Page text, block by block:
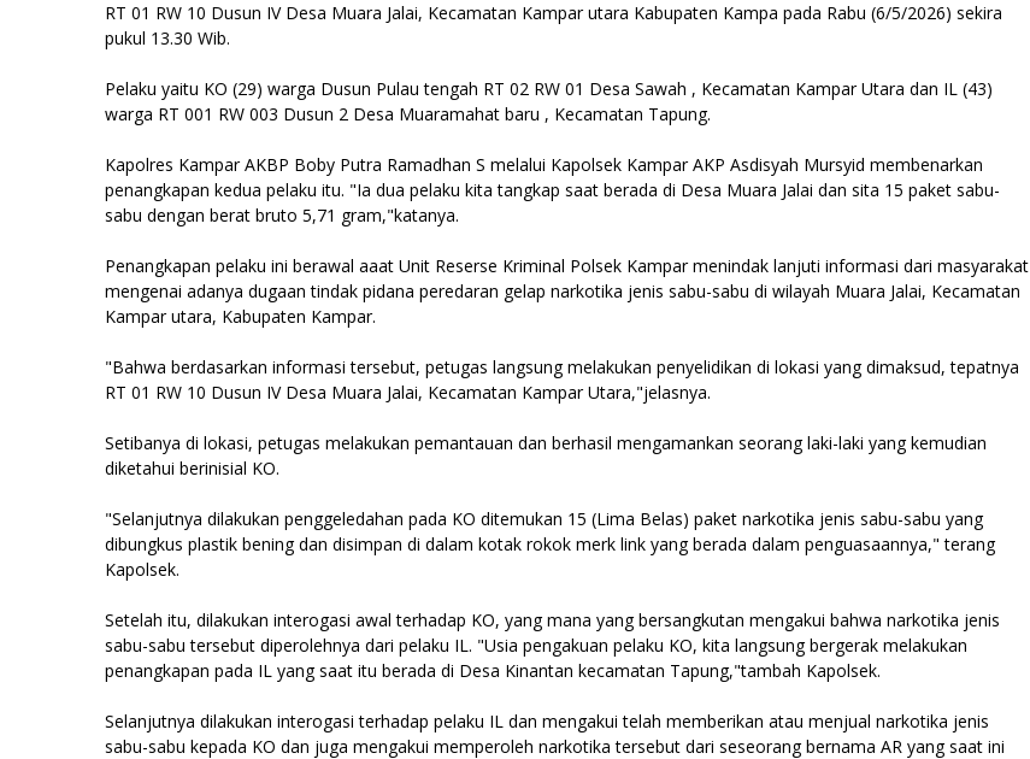
RT 01 RW 10 Dusun IV Desa Muara Jalai, Kecamatan Kampar utara Kabupaten Kampa pada Rabu (6/5/2026) sekira
pukul 13.30 Wib.
Pelaku yaitu KO (29) warga Dusun Pulau tengah RT 02 RW 01 Desa Sawah , Kecamatan Kampar Utara dan IL (43)
warga RT 001 RW 003 Dusun 2 Desa Muaramahat baru , Kecamatan Tapung.
Kapolres Kampar AKBP Boby Putra Ramadhan S melalui Kapolsek Kampar AKP Asdisyah Mursyid membenarkan
penangkapan kedua pelaku itu. "Ia dua pelaku kita tangkap saat berada di Desa Muara Jalai dan sita 15 paket sabu-
sabu dengan berat bruto 5,71 gram,"katanya.
Penangkapan pelaku ini berawal aaat Unit Reserse Kriminal Polsek Kampar menindak lanjuti informasi dari masyarakat
mengenai adanya dugaan tindak pidana peredaran gelap narkotika jenis sabu-sabu di wilayah Muara Jalai, Kecamatan
Kampar utara, Kabupaten Kampar.
"Bahwa berdasarkan informasi tersebut, petugas langsung melakukan penyelidikan di lokasi yang dimaksud, tepatnya
RT 01 RW 10 Dusun IV Desa Muara Jalai, Kecamatan Kampar Utara,"jelasnya.
Setibanya di lokasi, petugas melakukan pemantauan dan berhasil mengamankan seorang laki-laki yang kemudian
diketahui berinisial KO.
"Selanjutnya dilakukan penggeledahan pada KO ditemukan 15 (Lima Belas) paket narkotika jenis sabu-sabu yang
dibungkus plastik bening dan disimpan di dalam kotak rokok merk link yang berada dalam penguasaannya," terang
Kapolsek.
Setelah itu, dilakukan interogasi awal terhadap KO, yang mana yang bersangkutan mengakui bahwa narkotika jenis
sabu-sabu tersebut diperolehnya dari pelaku IL. "Usia pengakuan pelaku KO, kita langsung bergerak melakukan
penangkapan pada IL yang saat itu berada di Desa Kinantan kecamatan Tapung,"tambah Kapolsek.
Selanjutnya dilakukan interogasi terhadap pelaku IL dan mengakui telah memberikan atau menjual narkotika jenis
sabu-sabu kepada KO dan juga mengakui memperoleh narkotika tersebut dari seseorang bernama AR yang saat ini